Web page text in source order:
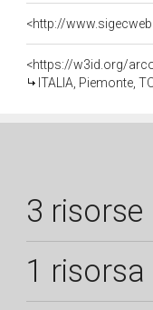
<https://w3id.org/
ITALIA, Piemonte,
3 risorse
1 risorsa